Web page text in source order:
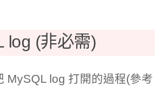
log (非必需)
MySQL log 打開的過程(參考